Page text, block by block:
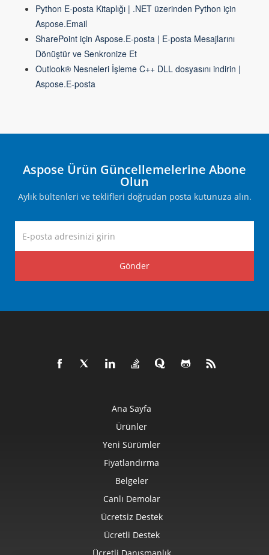
Python E-posta Kitaplığı | .NET üzerinden Python için
Aspose.Email
SharePoint için Aspose.E-posta | E-posta Mesajlarını
Dönüştür ve Senkronize Et
Outlook® Nesneleri İşleme C++ DLL dosyasını indirin |
Aspose.E-posta
Aspose Ürün Güncellemelerine Abone
Olun
Aylık bültenleri ve teklifleri doğrudan posta kutunuza alın.
Gönder
Ana Sayfa
Ürünler
Yeni Sürümler
Fiyatlandırma
Belgeler
Canlı Demolar
Ücretsiz Destek
Ücretli Destek